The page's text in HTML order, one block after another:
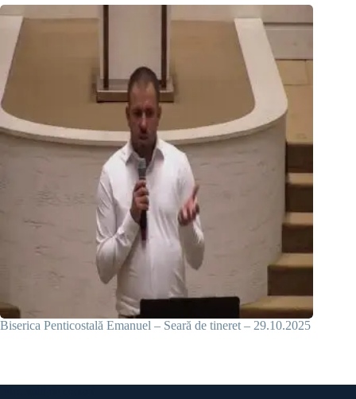
Biserica Penticostală Emanuel – Seară de tineret – 29.10.2025